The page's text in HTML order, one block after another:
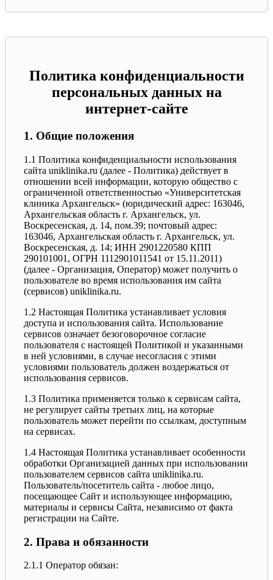
Политика конфиденциальности
персональных данных на
интернет-сайте
1. Общие положения
1.1 Политика конфиденциальности использования
сайта uniklinika.ru (далее - Политика) действует в
отношении всей информации, которую общество с
ограниченной ответственностью «Университетская
клиника Архангельск» (юридический адрес: 163046,
Архангельская область г. Архангельск, ул.
Воскресенская, д. 14, пом.39; почтовый адрес:
163046, Архангельская область г. Архангельск, ул.
Воскресенская, д. 14; ИНН 2901220580 КПП
290101001, ОГРН 1112901011541 от 15.11.2011)
(далее - Организация, Оператор) может получить о
пользователе во время использования им сайта
(сервисов) uniklinika.ru.
1.2 Настоящая Политика устанавливает условия
доступа и использования сайта. Использование
сервисов означает безоговорочное согласие
пользователя с настоящей Политикой и указанными
в ней условиями, в случае несогласия с этими
условиями пользователь должен воздержаться от
использования сервисов.
1.3 Политика применяется только к сервисам сайта,
не регулирует сайты третьих лиц, на которые
пользователь может перейти по ссылкам, доступным
на сервисах.
1.4 Настоящая Политика устанавливает особенности
обработки Организацией данных при использовании
пользователем сервисов сайта uniklinika.ru.
Пользователь/посетитель сайта - любое лицо,
посещающее Сайт и использующее информацию,
материалы и сервисы Сайта, независимо от факта
регистрации на Сайте.
2. Права и обязанности
2.1.1 Оператор обязан: